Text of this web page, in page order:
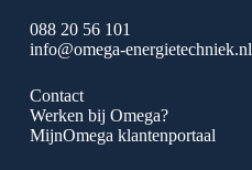
088 20 56 101
info@omega-energietechniek.nl
Contact
Werken bij Omega?
MijnOmega klantenportaal